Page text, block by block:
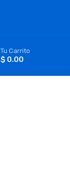
Tu Carrito
$ 0.00